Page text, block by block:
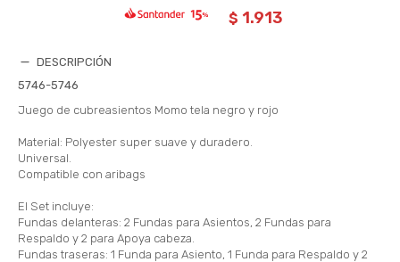
$ 1.913
DESCRIPCIÓN
5746-5746
Juego de cubreasientos Momo tela negro y rojo
Material: Polyester super suave y duradero.
Universal.
Compatible con aribags
El Set incluye:
Fundas delanteras: 2 Fundas para Asientos, 2 Fundas para
Respaldo y 2 para Apoya cabeza.
Fundas traseras: 1 Funda para Asiento, 1 Funda para Respaldo y 2